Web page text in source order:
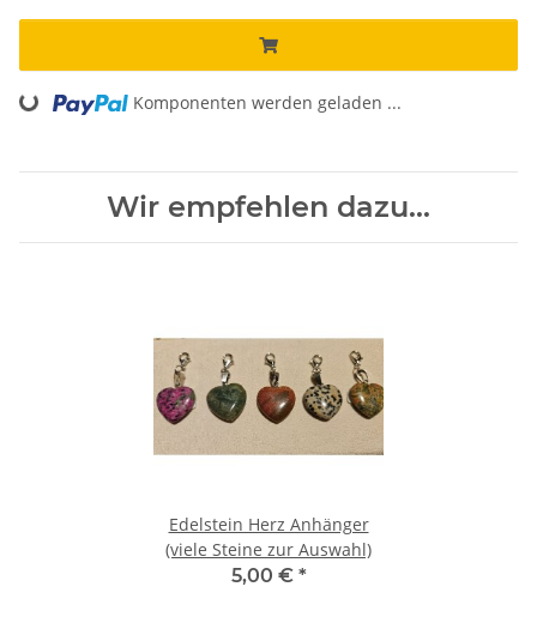
Loading... Komponenten werden geladen ...
Wir empfehlen dazu...
Edelstein Herz Anhänger
(viele Steine zur Auswahl)
5,00 € *